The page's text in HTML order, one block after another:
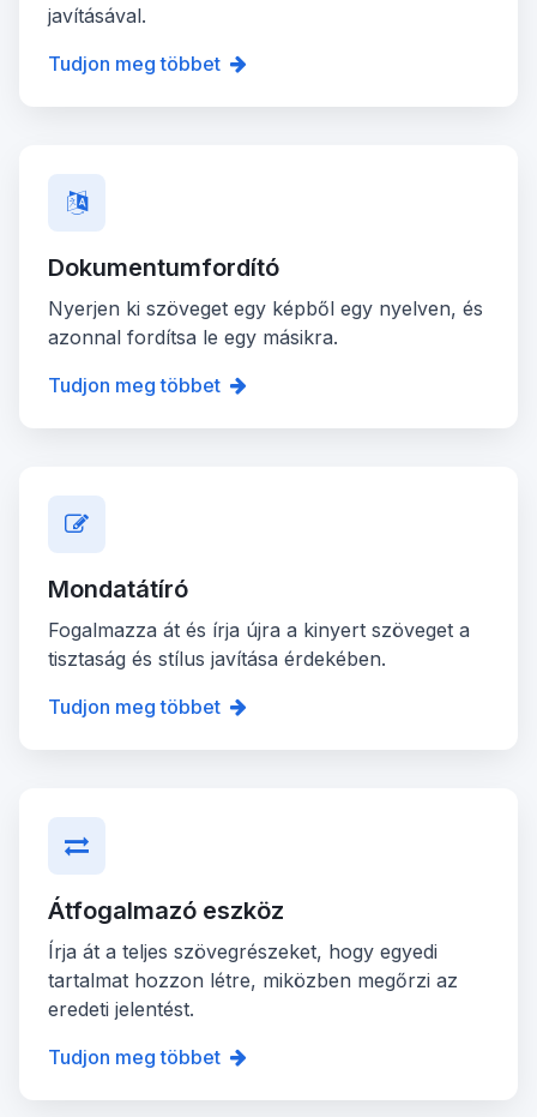
javításával.
Tudjon meg többet
Dokumentumfordító
Nyerjen ki szöveget egy képből egy nyelven, és
azonnal fordítsa le egy másikra.
Tudjon meg többet
Mondatátíró
Fogalmazza át és írja újra a kinyert szöveget a
tisztaság és stílus javítása érdekében.
Tudjon meg többet
Átfogalmazó eszköz
Írja át a teljes szövegrészeket, hogy egyedi
tartalmat hozzon létre, miközben megőrzi az
eredeti jelentést.
Tudjon meg többet